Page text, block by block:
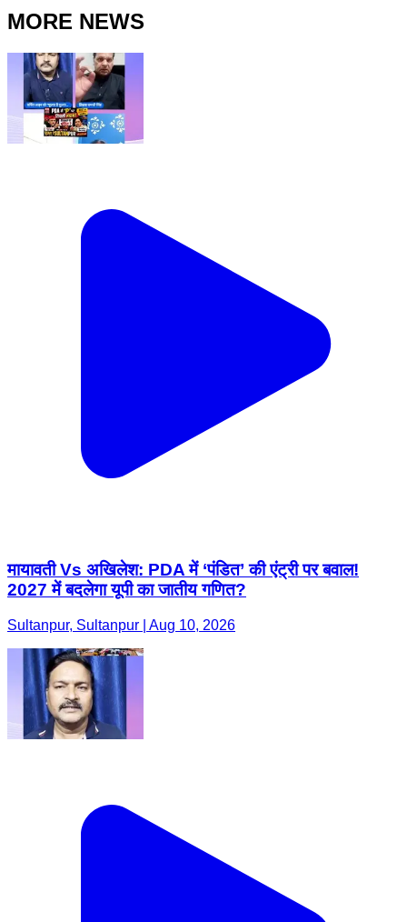
MORE NEWS
मायावती Vs अखिलेश: PDA में ‘पंडित’ की एंट्री पर बवाल!
2027 में बदलेगा यूपी का जातीय गणित?
Sultanpur, Sultanpur | Aug 10, 2026